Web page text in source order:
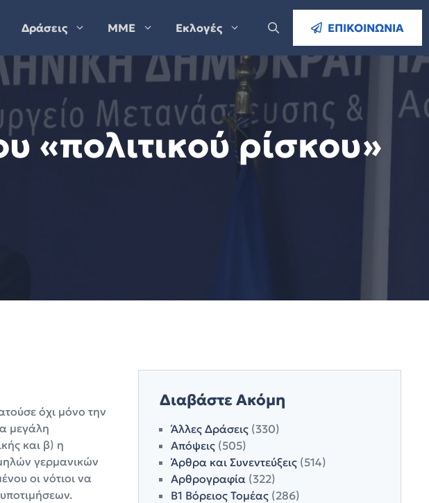
Δράσεις ΜΜΕ Εκλογές ΕΠΙΚΟΙΝΩΝΙΑ
«πολιτικού ρίσκου»
όχι μόνο την
μεγάλη
και β) η
γερμανικών
οι νότιοι να
Διαβάστε Ακόμη
Άλλες Δράσεις(330)
Απόψεις(505)
Άρθρα και Συνεντεύξεις(514)
Αρθρογραφία(322)
Β1 Βόρειος Τομέας(286)